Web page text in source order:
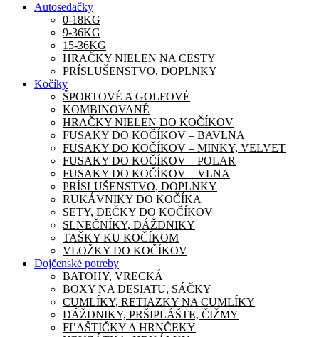
Autosedačky
0-18KG
9-36KG
15-36KG
HRAČKY NIELEN NA CESTY
PRÍSLUŠENSTVO, DOPLNKY
Kočíky
ŠPORTOVÉ A GOLFOVÉ
KOMBINOVANÉ
HRAČKY NIELEN DO KOČÍKOV
FUSAKY DO KOČÍKOV – BAVLNA
FUSAKY DO KOČÍKOV – MINKY, VELVET
FUSAKY DO KOČÍKOV – POLAR
FUSAKY DO KOČÍKOV – VLNA
PRÍSLUŠENSTVO, DOPLNKY
RUKÁVNIKY DO KOČÍKA
SETY, DEČKY DO KOČÍKOV
SLNEČNÍKY, DÁŽDNIKY
TAŠKY KU KOČÍKOM
VLOŽKY DO KOČÍKOV
Dojčenské potreby
BATOHY, VRECKÁ
BOXY NA DESIATU, SÁČKY
CUMLÍKY, RETIAZKY NA CUMLÍKY
DÁŽDNIKY, PRŠIPLÁŠTE, ČIŽMY
FĽAŠTIČKY A HRNČEKY